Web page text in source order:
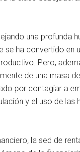
una profunda
se ha convertido en
Pero,
de una masa
por contagiar a
y el uso de las
la sed de